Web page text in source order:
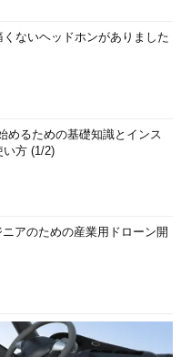
ないヘッドホンがありました
めるための基礎知識とインス
い方 (1/2)
アのための産業用ドローン開